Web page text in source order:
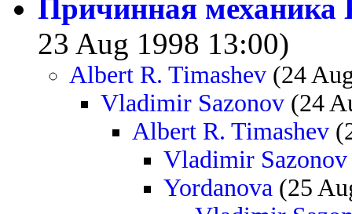
Причинная механика
23 Aug 1998 13:00)
Albert R. Timashev (24
Vladimir Sazonov (24
Albert R. Timashev
Vladimir Sazonov
Yordanova (25